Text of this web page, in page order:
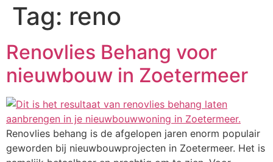
Tag: reno
Renovlies Behang voor
nieuwbouw in Zoetermeer
Renovlies behang is de afgelopen jaren enorm populair
geworden bij nieuwbouwprojecten in Zoetermeer. Het is